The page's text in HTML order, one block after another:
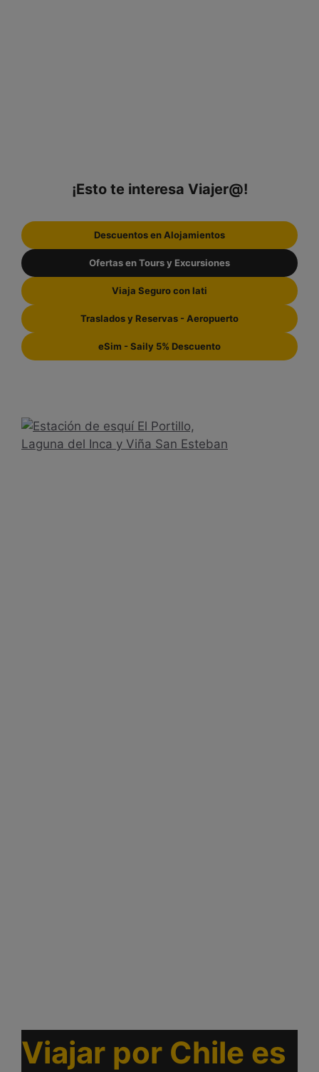
¡Esto te interesa Viajer@!
Descuentos en Alojamientos
Ofertas en Tours y Excursiones
Viaja Seguro con Iati
Traslados y Reservas - Aeropuerto
eSim - Saily 5% Descuento
Viajar por Chile es